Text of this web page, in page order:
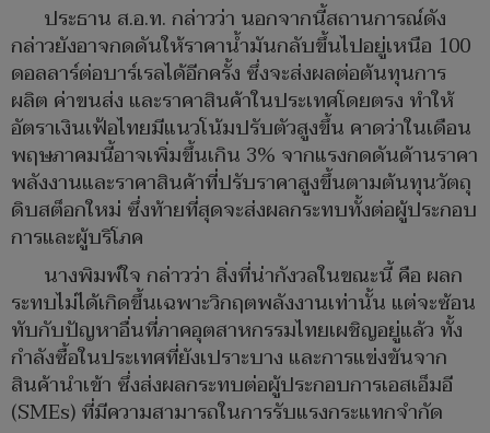
ประธาน ส.อ.ท. กล่าวว่า นอกจากนี้สถานการณ์ดัง
กล่าวยังอาจกดดันให้ราคาน้ำมันกลับขึ้นไปอยู่เหนือ 100
ดอลลาร์ต่อบาร์เรลได้อีกครั้ง ซึ่งจะส่งผลต่อต้นทุนการ
ผลิต ค่าขนส่ง และราคาสินค้าในประเทศโดยตรง ทำให้
อัตราเงินเฟ้อไทยมีแนวโน้มปรับตัวสูงขึ้น คาดว่าในเดือน
พฤษภาคมนี้อาจเพิ่มขึ้นเกิน 3% จากแรงกดดันด้านราคา
พลังงานและราคาสินค้าที่ปรับราคาสูงขึ้นตามต้นทุนวัตถุ
ดิบสต็อกใหม่ ซึ่งท้ายที่สุดจะส่งผลกระทบทั้งต่อผู้ประกอบ
การและผู้บริโภค
นางพิมพ์ใจ กล่าวว่า สิ่งที่น่ากังวลในขณะนี้ คือ ผลก
ระทบไม่ได้เกิดขึ้นเฉพาะวิกฤตพลังงานเท่านั้น แต่จะซ้อน
ทับกับปัญหาอื่นที่ภาคอุตสาหกรรมไทยเผชิญอยู่แล้ว ทั้ง
กำลังซื้อในประเทศที่ยังเปราะบาง และการแข่งขันจาก
สินค้านำเข้า ซึ่งส่งผลกระทบต่อผู้ประกอบการเอสเอ็มอี
(SMEs) ที่มีความสามารถในการรับแรงกระแทกจำกัด